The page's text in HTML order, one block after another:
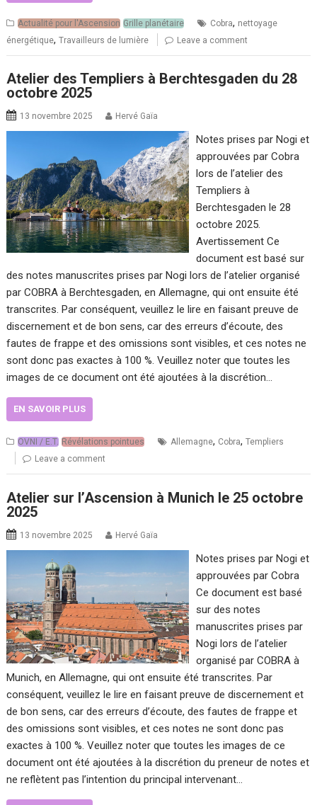
Actualité pour l'Ascension Grille planétaire Cobra, nettoyage
énergétique,Travailleurs de lumière Leave a comment
Atelier des Templiers à Berchtesgaden du 28
octobre 2025
13 novembre 2025 Hervé Gaïa
Notes prises par Nogi et
approuvées par Cobra
lors de l’atelier des
Templiers à
Berchtesgaden le 28
octobre 2025.
Avertissement Ce
document est basé sur
des notes manuscrites prises par Nogi lors de l’atelier organisé
par COBRA à Berchtesgaden, en Allemagne, qui ont ensuite été
transcrites. Par conséquent, veuillez le lire en faisant preuve de
discernement et de bon sens, car des erreurs d’écoute, des
fautes de frappe et des omissions sont visibles, et ces notes ne
sont donc pas exactes à 100 %. Veuillez noter que toutes les
images de ce document ont été ajoutées à la discrétion…
EN SAVOIR PLUS
OVNI / E.T. Révélations pointues Allemagne, Cobra,Templiers
Leave a comment
Atelier sur l’Ascension à Munich le 25 octobre
2025
13 novembre 2025 Hervé Gaïa
Notes prises par Nogi et
approuvées par Cobra
Ce document est basé
sur des notes
manuscrites prises par
Nogi lors de l’atelier
organisé par COBRA à
Munich, en Allemagne, qui ont ensuite été transcrites. Par
conséquent, veuillez le lire en faisant preuve de discernement et
de bon sens, car des erreurs d’écoute, des fautes de frappe et
des omissions sont visibles, et ces notes ne sont donc pas
exactes à 100 %. Veuillez noter que toutes les images de ce
document ont été ajoutées à la discrétion du preneur de notes et
ne reflètent pas l’intention du principal intervenant…